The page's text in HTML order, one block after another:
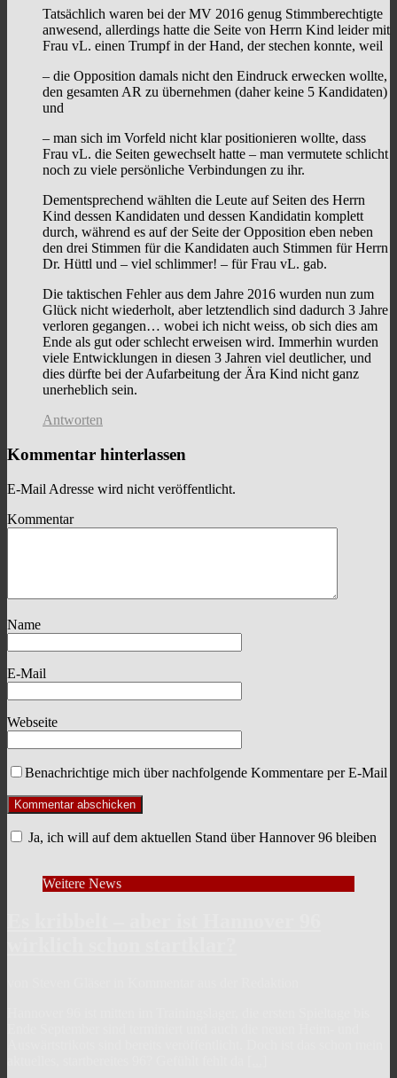
Tatsächlich waren bei der MV 2016 genug Stimmberechtigte
anwesend, allerdings hatte die Seite von Herrn Kind leider mit
Frau vL. einen Trumpf in der Hand, der stechen konnte, weil
– die Opposition damals nicht den Eindruck erwecken wollte,
den gesamten AR zu übernehmen (daher keine 5 Kandidaten)
und
– man sich im Vorfeld nicht klar positionieren wollte, dass
Frau vL. die Seiten gewechselt hatte – man vermutete schlicht
noch zu viele persönliche Verbindungen zu ihr.
Dementsprechend wählten die Leute auf Seiten des Herrn
Kind dessen Kandidaten und dessen Kandidatin komplett
durch, während es auf der Seite der Opposition eben neben
den drei Stimmen für die Kandidaten auch Stimmen für Herrn
Dr. Hüttl und – viel schlimmer! – für Frau vL. gab.
Die taktischen Fehler aus dem Jahre 2016 wurden nun zum
Glück nicht wiederholt, aber letztendlich sind dadurch 3 Jahre
verloren gegangen… wobei ich nicht weiss, ob sich dies am
Ende als gut oder schlecht erweisen wird. Immerhin wurden
viele Entwicklungen in diesen 3 Jahren viel deutlicher, und
dies dürfte bei der Aufarbeitung der Ära Kind nicht ganz
unerheblich sein.
Antworten
Kommentar hinterlassen
E-Mail Adresse wird nicht veröffentlicht.
Kommentar
Name
E-Mail
Webseite
Benachrichtige mich über nachfolgende Kommentare per E-Mail
Ja, ich will auf dem aktuellen Stand über Hannover 96 bleiben
Weitere News